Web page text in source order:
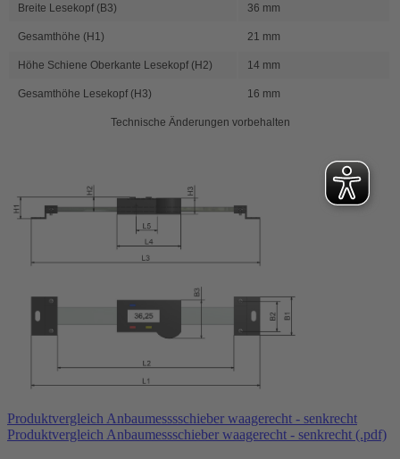
Breite Lesekopf (B3) 36 mm
Gesamthöhe (H1) 21 mm
Höhe Schiene Oberkante Lesekopf (H2) 14 mm
Gesamthöhe Lesekopf (H3) 16 mm
Technische Änderungen vorbehalten
Produktvergleich Anbaumesssschieber waagerecht - senkrecht
Produktvergleich Anbaumessschieber waagerecht - senkrecht (.pdf)